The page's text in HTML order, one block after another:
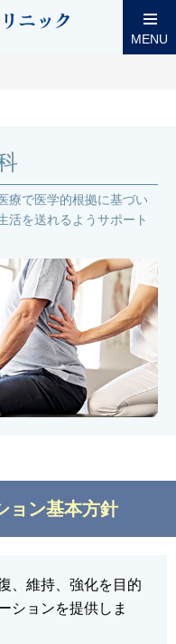
MENU
療で医学的根拠に基づい
活を送れるようサポート
ョン基本方針
、維持、強化を目的
ションを提供しま